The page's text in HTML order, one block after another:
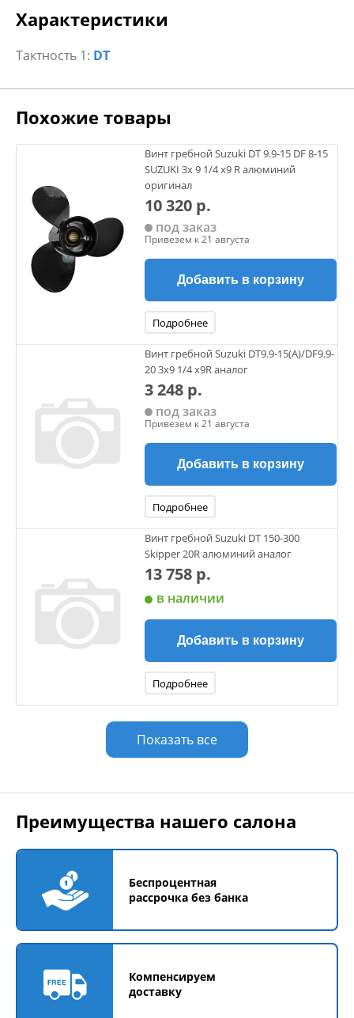
Характеристики
Тактность 1: DT
Похожие товары
Винт гребной Suzuki DT 9.9-15 DF 8-15
SUZUKI 3х 9 1/4 х9 R алюминий
оригинал
10 320 р.
под заказ
Привезем к 21 августа
Добавить в корзину
Подробнее
Винт гребной Suzuki DT9.9-15(А)/DF9.9-
20 3х9 1/4 х9R аналог
3 248 р.
под заказ
Привезем к 21 августа
Добавить в корзину
Подробнее
Винт гребной Suzuki DT 150-300
Skipper 20R алюминий аналог
13 758 р.
в наличии
Добавить в корзину
Подробнее
Показать все
Преимущества нашего салона
Беспроцентная
рассрочка без банка
Компенсируем
доставку